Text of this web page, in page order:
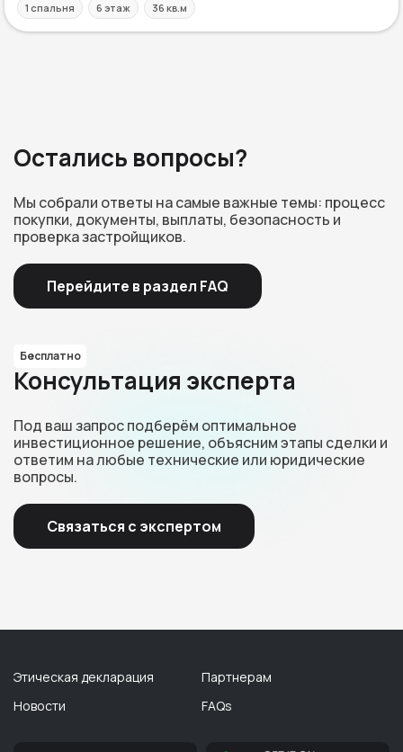
1 спальня 6 этаж 36 кв.м
Остались вопросы?
Мы собрали ответы на самые важные темы: процесс
покупки, документы, выплаты, безопасность и
проверка застройщиков.
Перейдите в раздел FAQ
Бесплатно
Консультация эксперта
Под ваш запрос подберём оптимальное
инвестиционное решение, объясним этапы сделки и
ответим на любые технические или юридические
вопросы.
Связаться с экспертом
Этическая декларация
Новости
Партнерам
FAQs